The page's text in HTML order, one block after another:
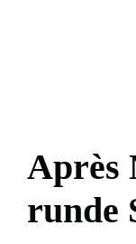
Après
runde